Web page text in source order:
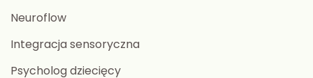
Neuroflow
Integracja sensoryczna
Psycholog dziecięcy